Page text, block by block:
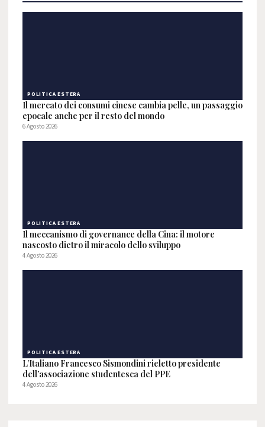
POLITICA ESTERA
Il mercato dei consumi cinese cambia pelle, un passaggio
epocale anche per il resto del mondo
6 Agosto 2026
POLITICA ESTERA
Il meccanismo di governance della Cina: il motore
nascosto dietro il miracolo dello sviluppo
4 Agosto 2026
POLITICA ESTERA
L’Italiano Francesco Sismondini rieletto presidente
dell’associazione studentesca del PPE
4 Agosto 2026